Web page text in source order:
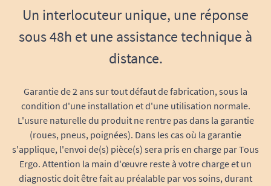
Un interlocuteur unique, une réponse
sous 48h et une assistance technique à
distance.
Garantie de 2 ans sur tout défaut de fabrication, sous la
condition d'une installation et d'une utilisation normale.
L'usure naturelle du produit ne rentre pas dans la garantie
(roues, pneus, poignées). Dans les cas où la garantie
s'applique, l'envoi de(s) pièce(s) sera pris en charge par Tous
Ergo. Attention la main d'œuvre reste à votre charge et un
diagnostic doit être fait au préalable par vos soins, durant